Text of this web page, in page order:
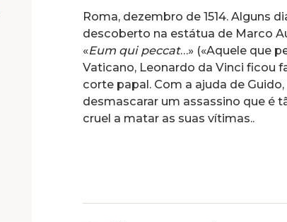
Roma, dezembro de 1514. Alguns
descoberto na estátua de Marco
«Eum qui peccat…» («Aquele que
Vaticano, Leonardo da Vinci ficou
corte papal. Com a ajuda de
desmascarar um assassino que é
cruel a matar as suas vítimas..